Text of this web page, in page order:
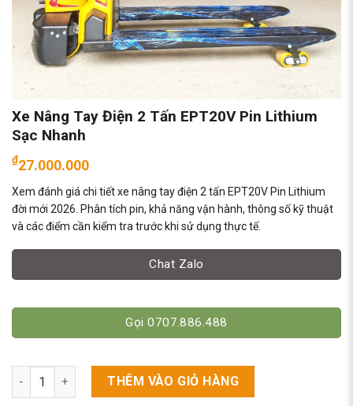
Xe Nâng Tay Điện 2 Tấn EPT20V Pin Lithium
Sạc Nhanh
₫27.000.000
Xem đánh giá chi tiết xe nâng tay điện 2 tấn EPT20V Pin Lithium
đời mới 2026. Phân tích pin, khả năng vận hành, thông số kỹ thuật
và các điểm cần kiểm tra trước khi sử dụng thực tế.
Chat Zalo
Gọi 0707.886.488
Xe Nâng Tay Điện 2 Tấn EPT20V Pin Lithium Sạc Nhanh số
THÊM VÀO GIỎ HÀNG